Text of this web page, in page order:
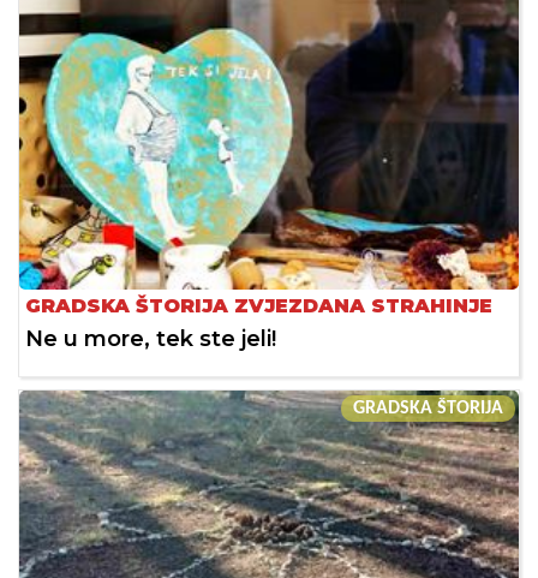
GRADSKA ŠTORIJA ZVJEZDANA STRAHINJE
Ne u more, tek ste jeli!
GRADSKA ŠTORIJA